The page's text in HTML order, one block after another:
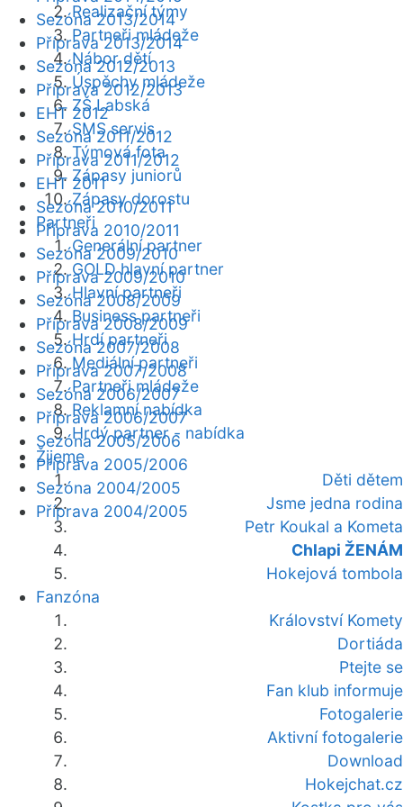
Realizační týmy
Partneři mládeže
Nábor dětí
Úspěchy mládeže
ZŠ Labská
SMS servis
Týmová fota
Zápasy juniorů
Zápasy dorostu
Partneři
Generální partner
GOLD hlavní partner
Hlavní partneři
Business partneři
Hrdí partneři
Mediální partneři
Partneři mládeže
Reklamní nabídka
Hrdý partner - nabídka
Žijeme
Děti dětem
Jsme jedna rodina
Petr Koukal a Kometa
Chlapi ŽENÁM
Hokejová tombola
Fanzóna
Království Komety
Dortiáda
Ptejte se
Fan klub informuje
Fotogalerie
Aktivní fotogalerie
Download
Hokejchat.cz
Sezóna 2013/2014
Příprava 2013/2014
Sezóna 2012/2013
Příprava 2012/2013
EHT 2012
Sezóna 2011/2012
Příprava 2011/2012
EHT 2011
Sezóna 2010/2011
Příprava 2010/2011
Sezóna 2009/2010
Příprava 2009/2010
Sezóna 2008/2009
Příprava 2008/2009
Sezóna 2007/2008
Příprava 2007/2008
Sezóna 2006/2007
Příprava 2006/2007
Sezóna 2005/2006
Příprava 2005/2006
Sezóna 2004/2005
Příprava 2004/2005